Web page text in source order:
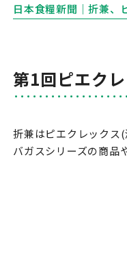
日本食糧新聞｜折兼
第1回ピエク
折兼はピエクレックス
バガスシリーズの商品